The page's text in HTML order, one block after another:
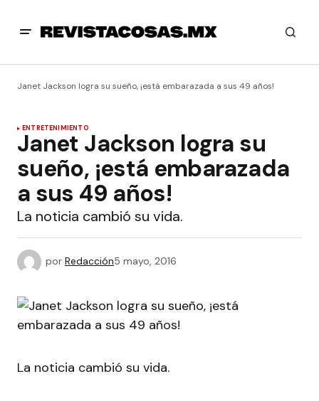
Janet Jackson logra su sueño, ¡está embarazada a sus 49 años!
ENTRETENIMIENTO
Janet Jackson logra su
sueño, ¡está embarazada
a sus 49 años!
La noticia cambió su vida.
por Redacción5 mayo, 2016
La noticia cambió su vida.